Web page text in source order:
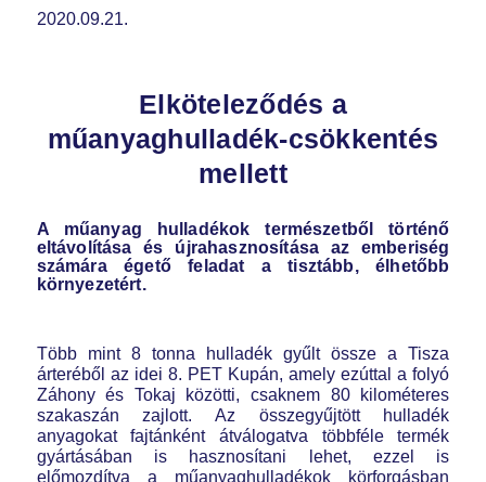
2020.09.21.
Elköteleződés a
műanyaghulladék-csökkentés
mellett
A műanyag hulladékok természetből történő
eltávolítása és újrahasznosítása az emberiség
számára égető feladat a tisztább, élhetőbb
környezetért.
Több mint 8 tonna hulladék gyűlt össze a Tisza
árteréből az idei 8. PET Kupán, amely ezúttal a folyó
Záhony és Tokaj közötti, csaknem 80 kilométeres
szakaszán zajlott. Az összegyűjtött hulladék
anyagokat fajtánként átválogatva többféle termék
gyártásában is hasznosítani lehet, ezzel is
előmozdítva a műanyaghulladékok körforgásban